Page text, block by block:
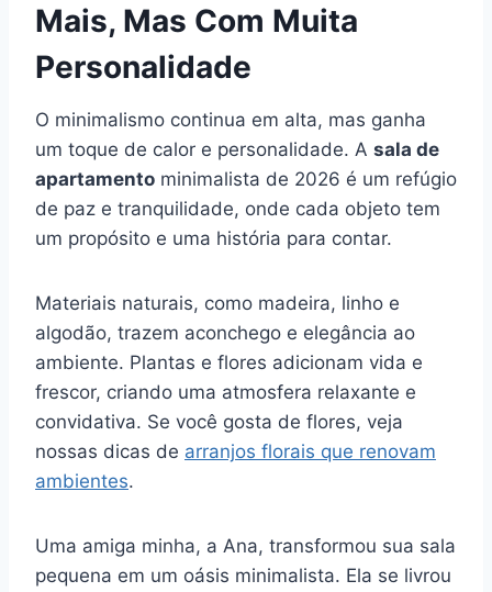
Mais, Mas Com Muita
Personalidade
O minimalismo continua em alta, mas ganha
um toque de calor e personalidade. A sala de
apartamento minimalista de 2026 é um refúgio
de paz e tranquilidade, onde cada objeto tem
um propósito e uma história para contar.
Materiais naturais, como madeira, linho e
algodão, trazem aconchego e elegância ao
ambiente. Plantas e flores adicionam vida e
frescor, criando uma atmosfera relaxante e
convidativa. Se você gosta de flores, veja
nossas dicas de arranjos florais que renovam
ambientes.
Uma amiga minha, a Ana, transformou sua sala
pequena em um oásis minimalista. Ela se livrou